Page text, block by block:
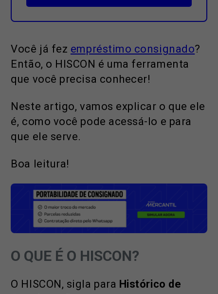
Você já fez empréstimo consignado?
Então, o HISCON é uma ferramenta
que você precisa conhecer!
Neste artigo, vamos explicar o que ele
é, como você pode acessá-lo e para
que ele serve.
Boa leitura!
O QUE É O HISCON?
O HISCON, sigla para Histórico de